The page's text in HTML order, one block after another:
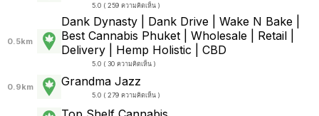
5.0 ( 259 ความคิดเห็น )
0.5km
Dank Dynasty | Dank Drive | Wake N Bake |
Best Cannabis Phuket | Wholesale | Retail |
Delivery | Hemp Holistic | CBD
5.0 ( 30 ความคิดเห็น )
0.9km Grandma Jazz
5.0 ( 279 ความคิดเห็น )